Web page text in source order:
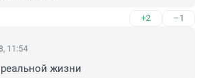
+2 –1
11:54
жизни